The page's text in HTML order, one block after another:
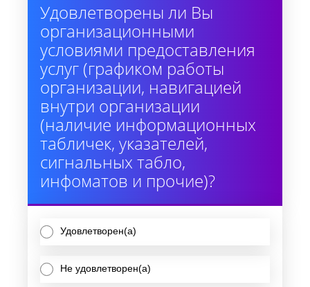
Удовлетворены ли Вы
организационными
условиями предоставления
услуг (графиком работы
организации, навигацией
внутри организации
(наличие информационных
табличек, указателей,
сигнальных табло,
инфоматов и прочие)?
Удовлетворен(а)
Не удовлетворен(а)